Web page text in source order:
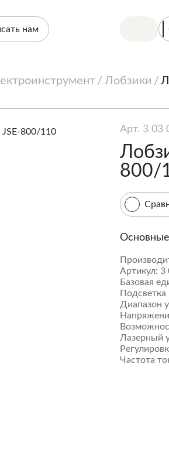
нам
Лобзики
Арт. 3 03
800/
Основные
Артикул: 3
Базовая
Диапазон
Лазерный
Частота